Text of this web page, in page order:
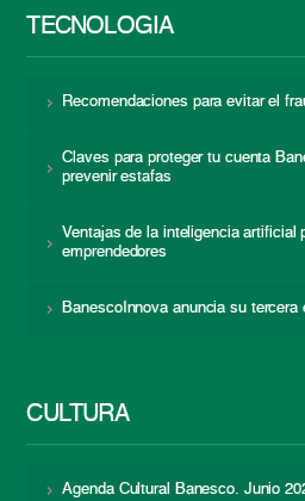
TECNOLOGÍA
Recomendaciones para evitar el
Claves para proteger tu cuenta
prevenir estafas
Ventajas de la inteligencia artificial
emprendedores
BanescoInnova anuncia su tercera
CULTURA
Agenda Cultural Banesco. Junio